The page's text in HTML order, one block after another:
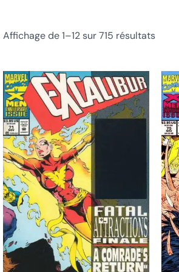
Affichage de 1–12 sur 715 résultats
Ce
produit
a
plusieurs
variations.
options
peuvent
être
choisies
sur